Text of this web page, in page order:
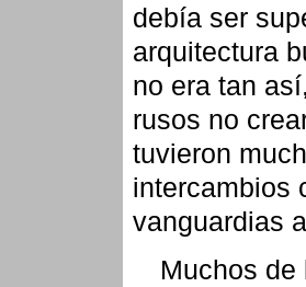
debía ser
arquitectura
no era tan
rusos no
tuvieron
intercambios
vanguardias
Muchos